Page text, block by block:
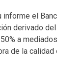
informe el
derivado
a
de la calidad